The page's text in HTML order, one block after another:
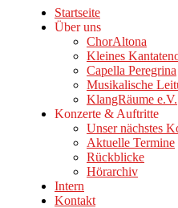
Startseite
Über uns
ChorAltona
Kleines
Capella Peregrina
Musikalische
KlangRäume e.V.
Konzerte & Auftritte
Unser nächstes
Aktuelle Termine
Rückblicke
Hörarchiv
Intern
Kontakt